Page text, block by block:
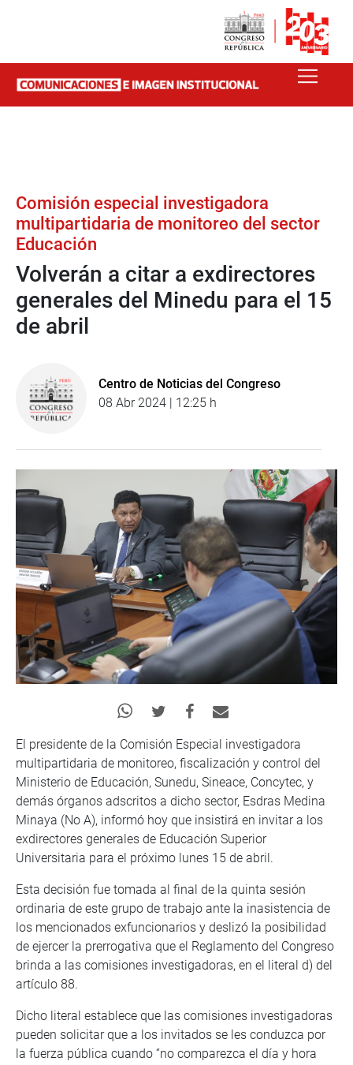
Comisión especial investigadora
multipartidaria de monitoreo del sector
Educación
Volverán a citar a exdirectores
generales del Minedu para el 15
de abril
Centro de Noticias del Congreso
08 Abr 2024 | 12:25 h
El presidente de la Comisión Especial investigadora
multipartidaria de monitoreo, fiscalización y control del
Ministerio de Educación, Sunedu, Sineace, Concytec, y
demás órganos adscritos a dicho sector, Esdras Medina
Minaya (No A), informó hoy que insistirá en invitar a los
exdirectores generales de Educación Superior
Universitaria para el próximo lunes 15 de abril.
Esta decisión fue tomada al final de la quinta sesión
ordinaria de este grupo de trabajo ante la inasistencia de
los mencionados exfuncionarios y deslizó la posibilidad
de ejercer la prerrogativa que el Reglamento del Congreso
brinda a las comisiones investigadoras, en el literal d) del
artículo 88.
Dicho literal establece que las comisiones investigadoras
pueden solicitar que a los invitados se les conduzca por
la fuerza pública cuando “no comparezca el día y hora